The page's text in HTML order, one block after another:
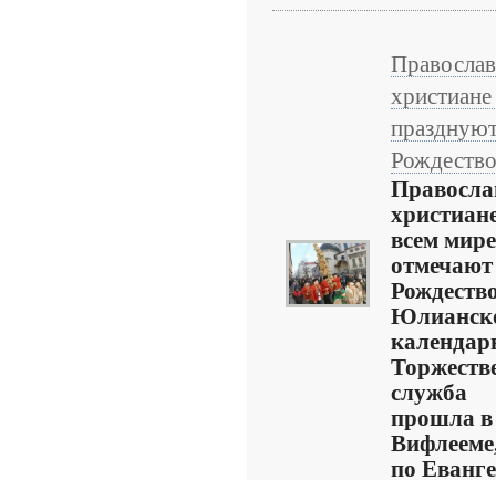
Рождество
всем мире
отмечают
служба
прошла в
по